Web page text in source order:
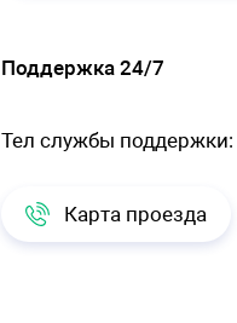
Поддержка 24/7
Тел службы поддержки:
Карта проезда